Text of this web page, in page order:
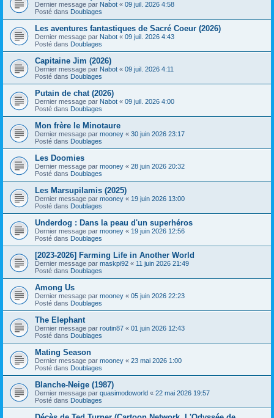
Dernier message par Nabot « 09 juil. 2026 4:58
Posté dans Doublages
Les aventures fantastiques de Sacré Coeur (2026)
Dernier message par Nabot « 09 juil. 2026 4:43
Posté dans Doublages
Capitaine Jim (2026)
Dernier message par Nabot « 09 juil. 2026 4:11
Posté dans Doublages
Putain de chat (2026)
Dernier message par Nabot « 09 juil. 2026 4:00
Posté dans Doublages
Mon frère le Minotaure
Dernier message par mooney « 30 juin 2026 23:17
Posté dans Doublages
Les Doomies
Dernier message par mooney « 28 juin 2026 20:32
Posté dans Doublages
Les Marsupilamis (2025)
Dernier message par mooney « 19 juin 2026 13:00
Posté dans Doublages
Underdog : Dans la peau d'un superhéros
Dernier message par mooney « 19 juin 2026 12:56
Posté dans Doublages
[2023-2026] Farming Life in Another World
Dernier message par maskpi92 « 11 juin 2026 21:49
Posté dans Doublages
Among Us
Dernier message par mooney « 05 juin 2026 22:23
Posté dans Doublages
The Elephant
Dernier message par routin87 « 01 juin 2026 12:43
Posté dans Doublages
Mating Season
Dernier message par mooney « 23 mai 2026 1:00
Posté dans Doublages
Blanche-Neige (1987)
Dernier message par quasimodoworld « 22 mai 2026 19:57
Posté dans Doublages